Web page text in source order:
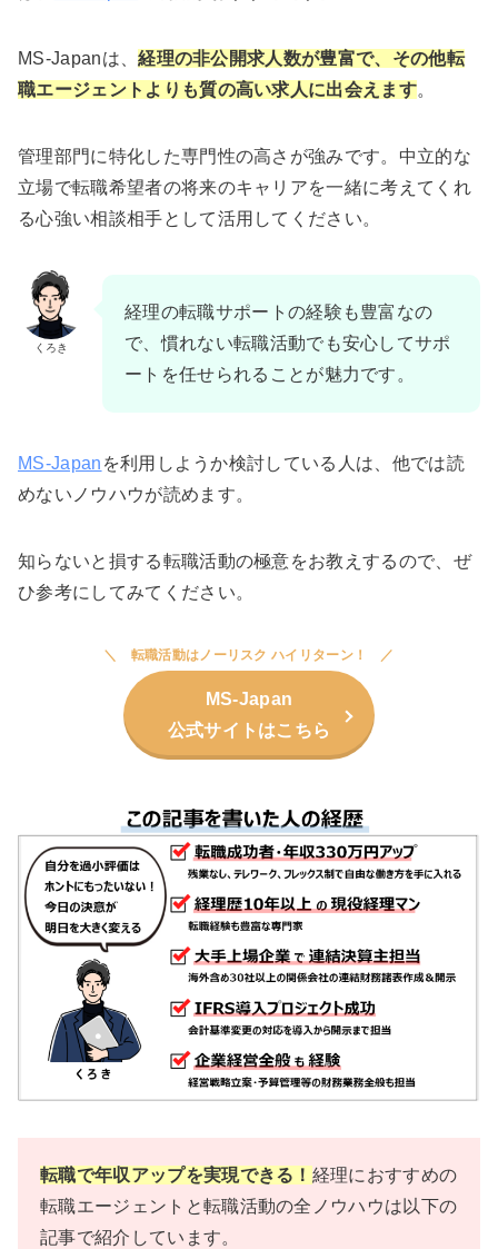
MS-Japanは、経理の非公開求人数が豊富で、その他転
職エージェントよりも質の高い求人に出会えます。
管理部門に特化した専門性の高さが強みです。中立的な
立場で転職希望者の将来のキャリアを一緒に考えてくれ
る心強い相談相手として活用してください。
くろき
経理の転職サポートの経験も豊富なの
で、慣れない転職活動でも安心してサポ
ートを任せられることが魅力です。
MS-Japan を利用しようか検討している人は、他では読
めないノウハウが読めます。
知らないと損する転職活動の極意をお教えするので、ぜ
ひ参考にしてみてください。
転職活動はノーリスク ハイリターン！
MS-Japan
公式サイトはこちら
転職で年収アップを実現できる！ 経理におすすめの
転職エージェントと転職活動の全ノウハウは以下の
記事で紹介しています。